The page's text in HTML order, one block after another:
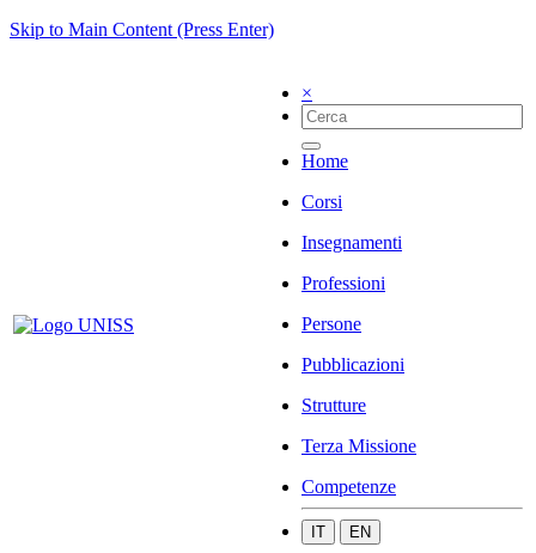
Skip to Main Content (Press Enter)
×
Home
Corsi
Insegnamenti
Professioni
Persone
Pubblicazioni
Strutture
Terza Missione
Competenze
IT EN